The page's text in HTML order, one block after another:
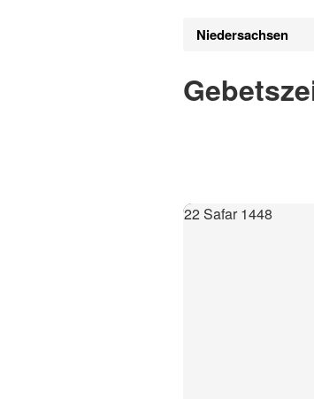
Niedersachsen
22 Safar 1448